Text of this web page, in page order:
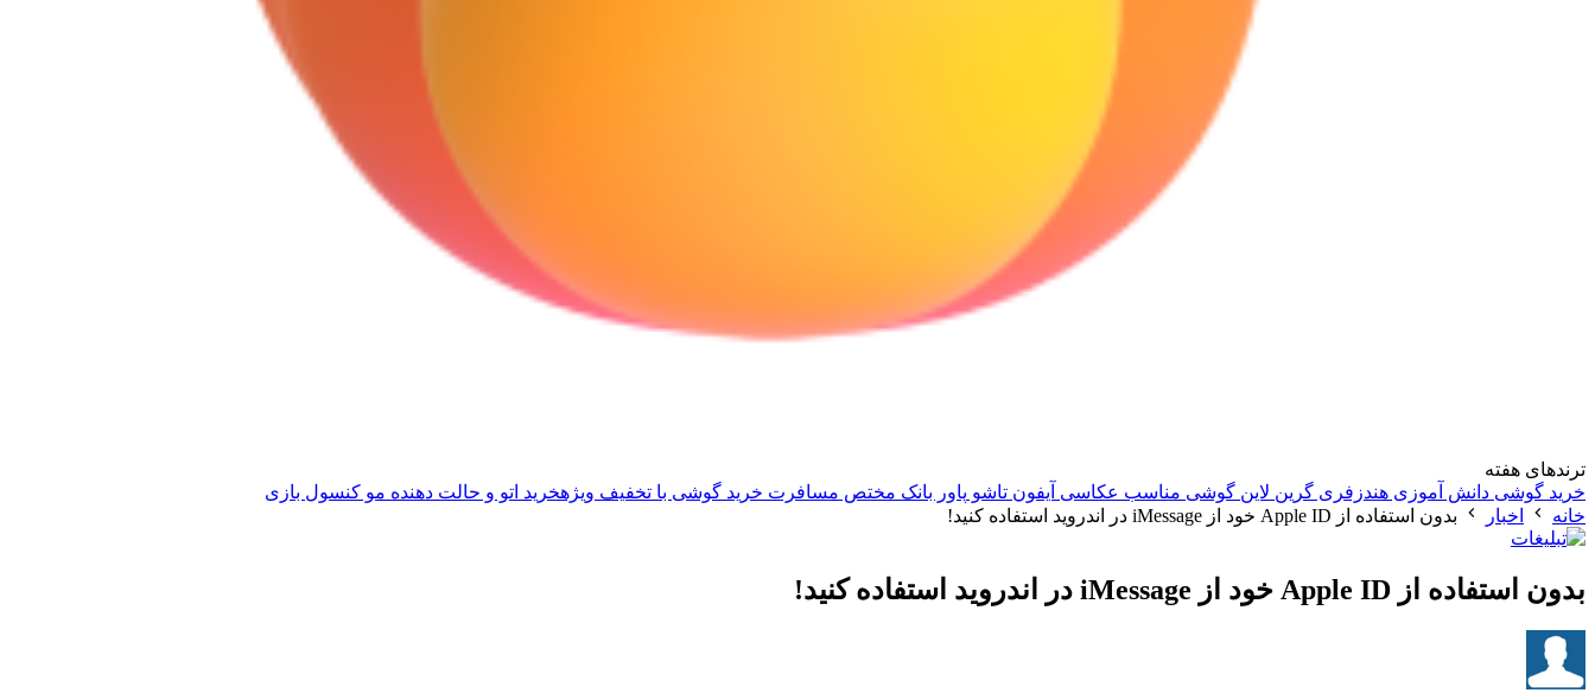
ترندهای هفته
خرید گوشی دانش آموزی هندزفری گرین لاین گوشی مناسب عکاسی آیفون تاشو پاور بانک مختص مسافرت خرید گوشی با تخفیف ویژهخرید اتو و حالت دهنده مو کنسول بازی
خانه
اخبار بدون استفاده از Apple ID خود از iMessage در اندروید استفاده کنید!
بدون استفاده از Apple ID خود از iMessage در اندروید استفاده کنید!